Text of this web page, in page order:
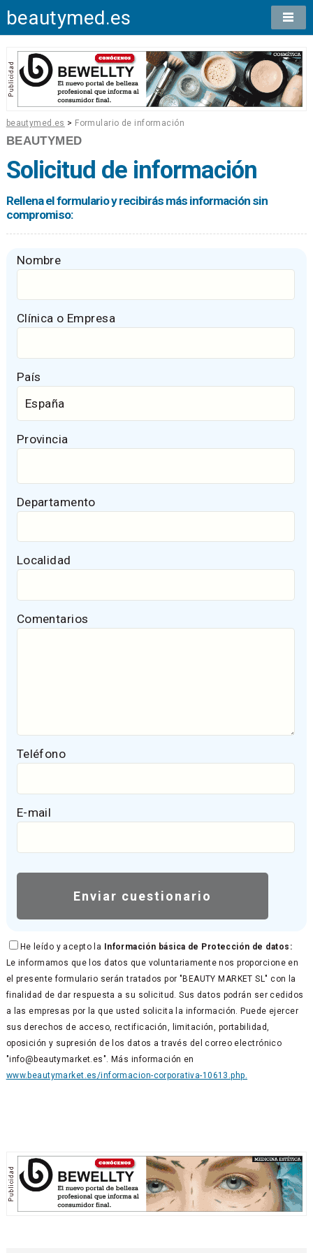
beautymed.es
beautymed.es > Formulario de información
BEAUTYMED
Solicitud de información
Rellena el formulario y recibirás más información sin
compromiso:
Nombre
Clínica o Empresa
País
Provincia
Departamento
Localidad
Comentarios
Teléfono
E-mail
He leído y acepto la Información básica de Protección de datos:
Le informamos que los datos que voluntariamente nos proporcione en
el presente formulario serán tratados por "BEAUTY MARKET SL" con la
finalidad de dar respuesta a su solicitud. Sus datos podrán ser cedidos
a las empresas por la que usted solicita la información. Puede ejercer
sus derechos de acceso, rectificación, limitación, portabilidad,
oposición y supresión de los datos a través del correo electrónico
"info@beautymarket.es". Más información en
www.beautymarket.es/informacion-corporativa-10613.php.